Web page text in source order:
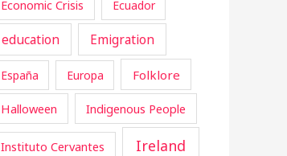
Economic Crisis Ecuador
education Emigration
España Europa Folklore
Halloween Indigenous People
Instituto Cervantes Ireland